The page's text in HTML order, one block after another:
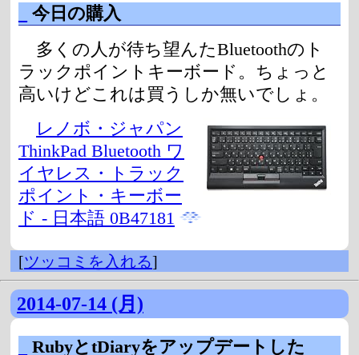
今日の購入
多くの人が待ち望んたBluetoothのト
ラックポイントキーボード。ちょっと
高いけどこれは買うしか無いでしょ。
レノボ・ジャパン
ThinkPad Bluetooth ワ
イヤレス・トラック
ポイント・キーボー
ド - 日本語 0B47181
[ツッコミを入れる]
2014-07-14 (月)
RubyとtDiaryをアップデートした